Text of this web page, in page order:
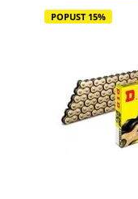
POPUST 15%